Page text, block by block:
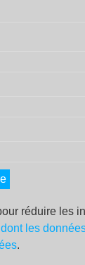
réduire les
les
.